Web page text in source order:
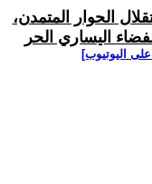
الحوار المتمدن،
اليساري الحر
اليوتيوب]